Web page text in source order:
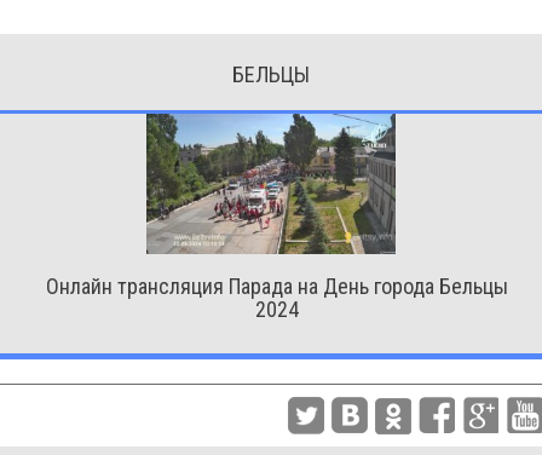
БЕЛЬЦЫ
Онлайн трансляция Парада на День города Бельцы
2024